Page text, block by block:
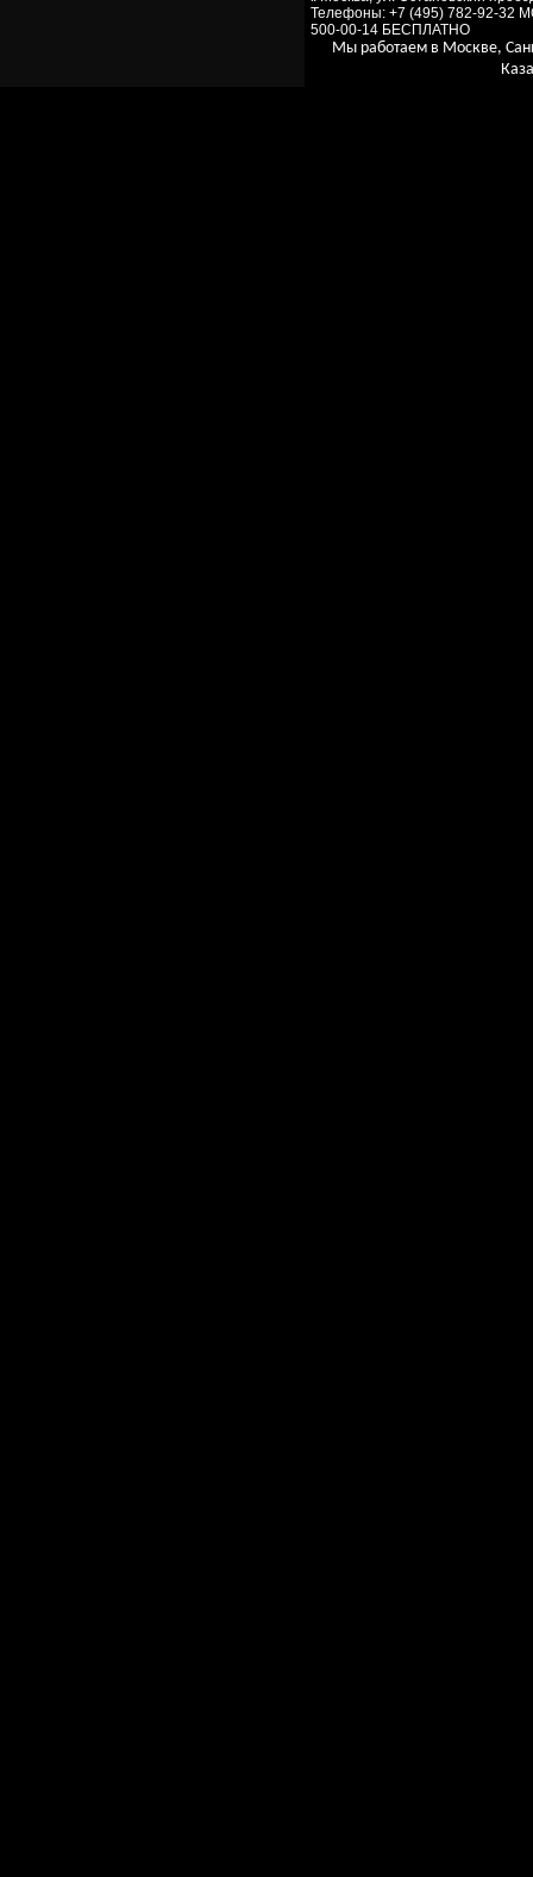
Телефоны: +7 (495) 782-92-32
500-00-14 БЕСПЛАТНО
Мы работаем в Москве,